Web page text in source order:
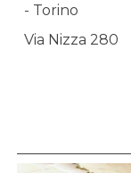
- Torino
Via Nizza 280